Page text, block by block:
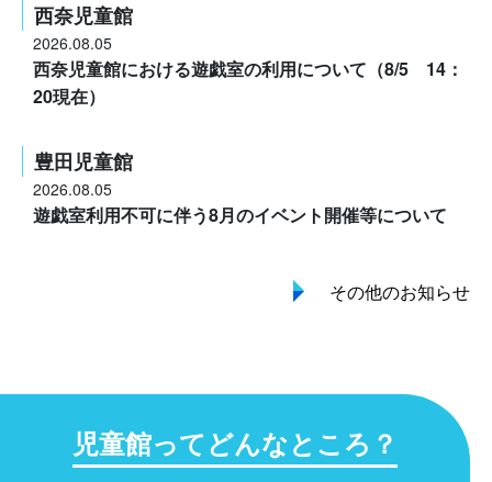
西奈児童館
2026.08.05
西奈児童館における遊戯室の利用について（8/5 14：
20現在）
豊田児童館
2026.08.05
遊戯室利用不可に伴う8月のイベント開催等について
その他のお知らせ
児童館ってどんなところ？